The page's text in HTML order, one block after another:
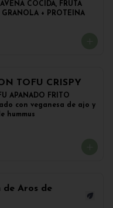
COCIDA, FRUTA
GRANOLA + PROTEINA
aprox.
TOFU CRISPY
APANADO FRITO
con veganesa de ajo y
hummus
de Aros de